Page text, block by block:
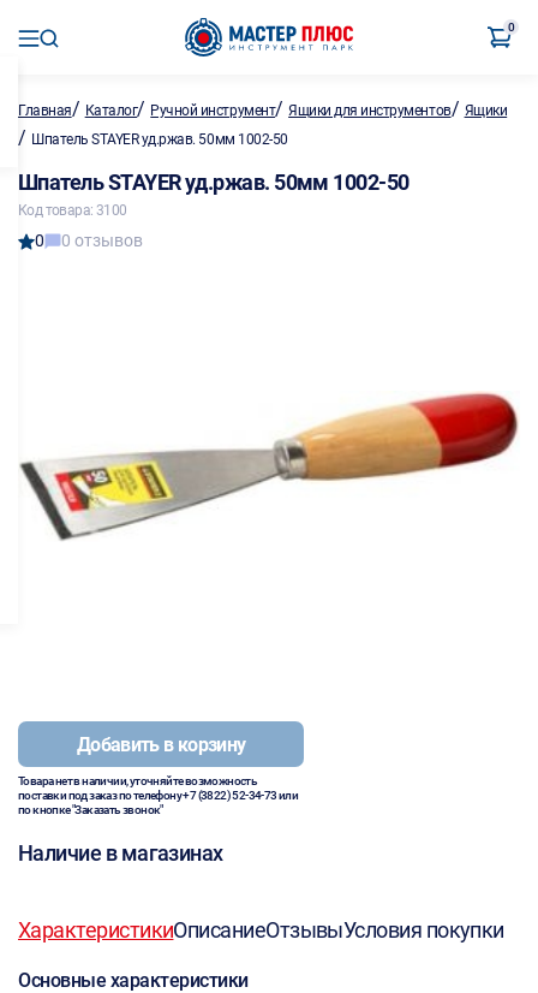
0
Главная/ Каталог/ Ручной инструмент/Ящики для инструментов/ Ящики
/ Шпатель STAYER уд.ржав. 50мм 1002-50
Шпатель STAYER уд.ржав. 50мм 1002-50
Код товара: 3100
0 0 отзывов
Добавить в корзину
Товара нет в наличии, уточняйте возможность
поставки под заказ по телефону+7 (3822) 52-34-73или
по кнопке "Заказать звонок"
Наличие в магазинах
ХарактеристикиОписаниеОтзывыУсловия покупки
Основные характеристики